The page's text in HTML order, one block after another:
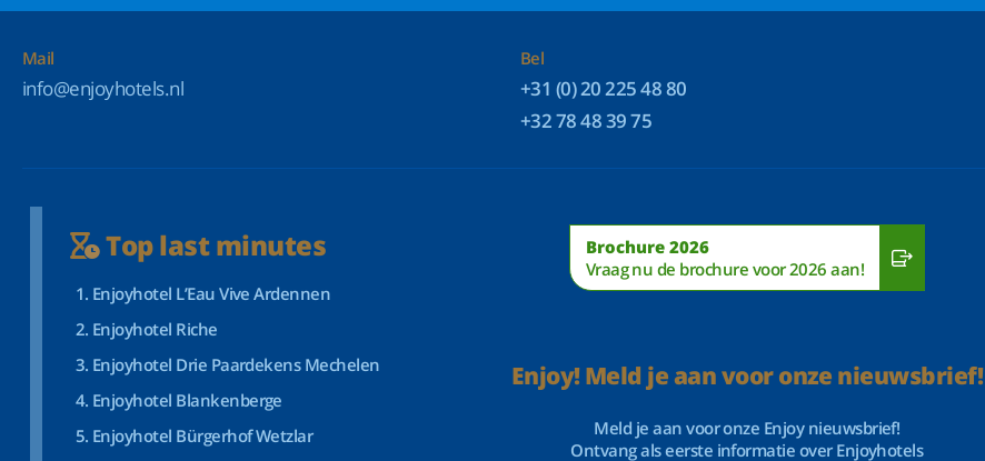
Mail
info@enjoyhotels.nl
Bel
+31 (0) 20 225 48 80
+32 78 48 39 75
Top last minutes
Enjoyhotel L’Eau Vive Ardennen
Enjoyhotel Riche
Enjoyhotel Drie Paardekens Mechelen
Enjoyhotel Blankenberge
Enjoyhotel Bürgerhof Wetzlar
Brochure 2026
Vraag nu de brochure voor 2026 aan!
Enjoy! Meld je aan voor onze nieuwsbrief!
Meld je aan voor onze Enjoy nieuwsbrief!
Ontvang als eerste informatie over Enjoyhotels